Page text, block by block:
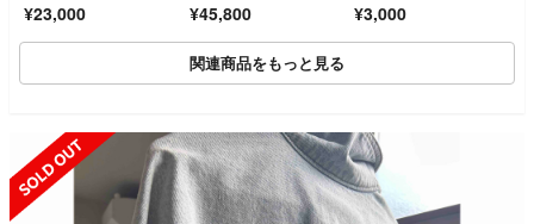
¥23,000 ¥45,800 ¥3,000
関連商品をもっと見る
SOLD OUT